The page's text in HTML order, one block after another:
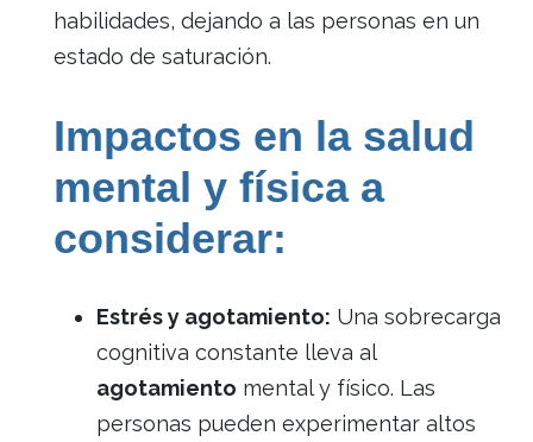
habilidades, dejando a las personas en un
estado de saturación.
Impactos en la salud
mental y física a
considerar:
Estrés y agotamiento: Una sobrecarga
cognitiva constante lleva al
agotamiento mental y físico. Las
personas pueden experimentar altos